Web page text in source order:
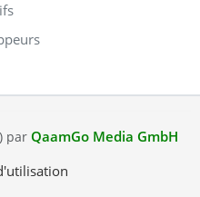
par QaamGo Media GmbH